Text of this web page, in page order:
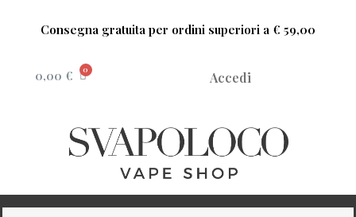
Consegna gratuita per ordini superiori a € 59,00
0,00 € Accedi